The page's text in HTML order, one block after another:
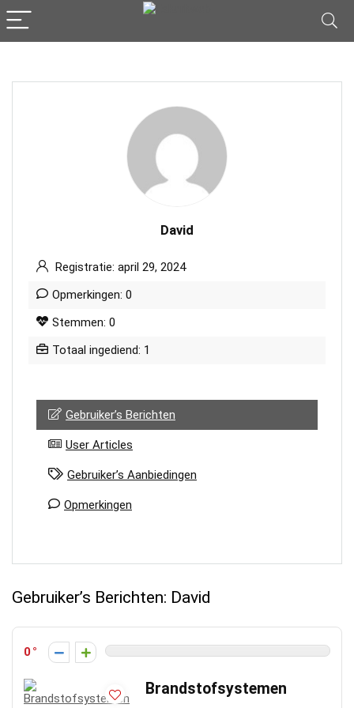
David
Registratie: april 29, 2024
Opmerkingen: 0
Stemmen: 0
Totaal ingediend: 1
Gebruiker’s Berichten
User Articles
Gebruiker’s Aanbiedingen
Opmerkingen
Gebruiker’s Berichten: David
0
Brandstofsystemen